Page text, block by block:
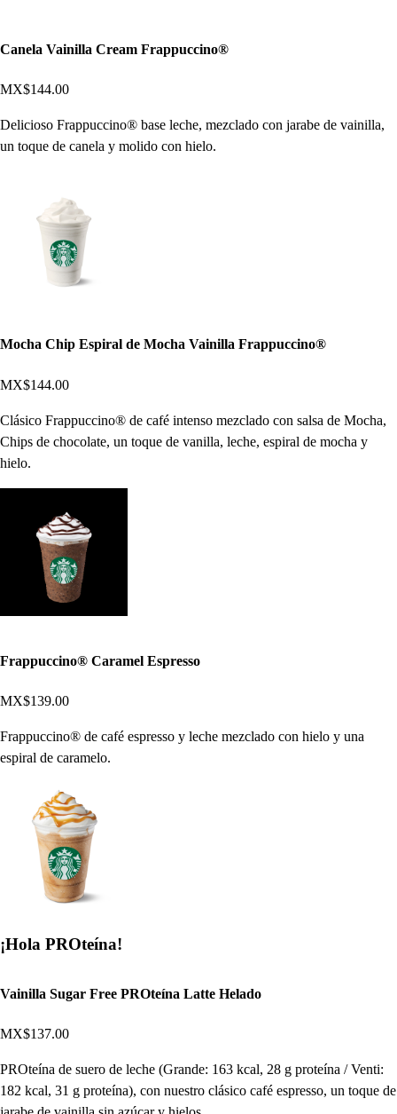
Canela Vainilla Cream Frappuccino®
MX$144.00
Delicioso Frappuccino® base leche, mezclado con jarabe de vainilla,
un toque de canela y molido con hielo.
Mocha Chip Espiral de Mocha Vainilla Frappuccino®
MX$144.00
Clásico Frappuccino® de café intenso mezclado con salsa de Mocha,
Chips de chocolate, un toque de vanilla, leche, espiral de mocha y
hielo.
Frappuccino® Caramel Espresso
MX$139.00
Frappuccino® de café espresso y leche mezclado con hielo y una
espiral de caramelo.
¡Hola PROteína!
Vainilla Sugar Free PROteína Latte Helado
MX$137.00
PROteína de suero de leche (Grande: 163 kcal, 28 g proteína / Venti:
182 kcal, 31 g proteína), con nuestro clásico café espresso, un toque de